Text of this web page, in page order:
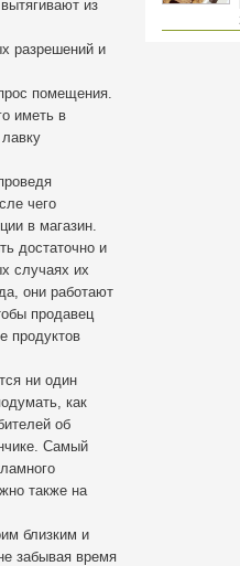
из
разрешений и
помещения.
иметь в
чего
в магазин.
достаточно и
случаях их
они работают
продавец
продуктов
ни один
как
об
Самый
также на
близким и
забывая время